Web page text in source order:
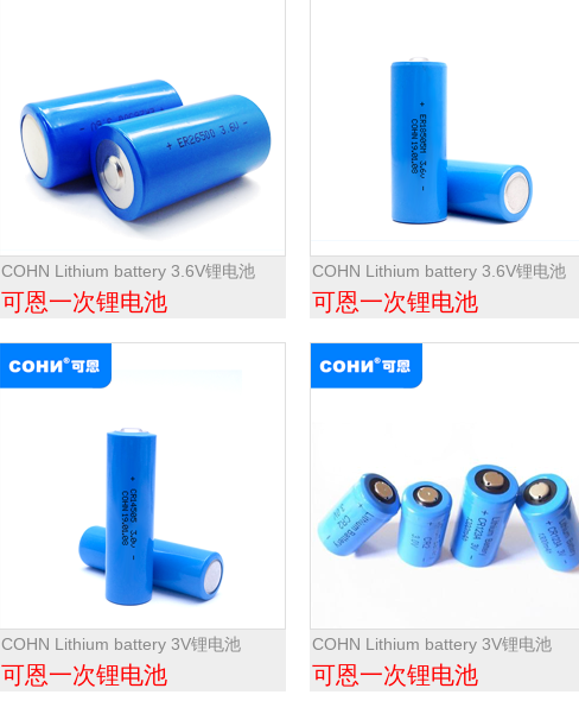
COHN Lithium battery 3.6V锂电池
可恩一次锂电池
COHN Lithium battery 3.6V锂电池
可恩一次锂电池
COHN Lithium battery 3V锂电池
可恩一次锂电池
COHN Lithium battery 3V锂电池
可恩一次锂电池